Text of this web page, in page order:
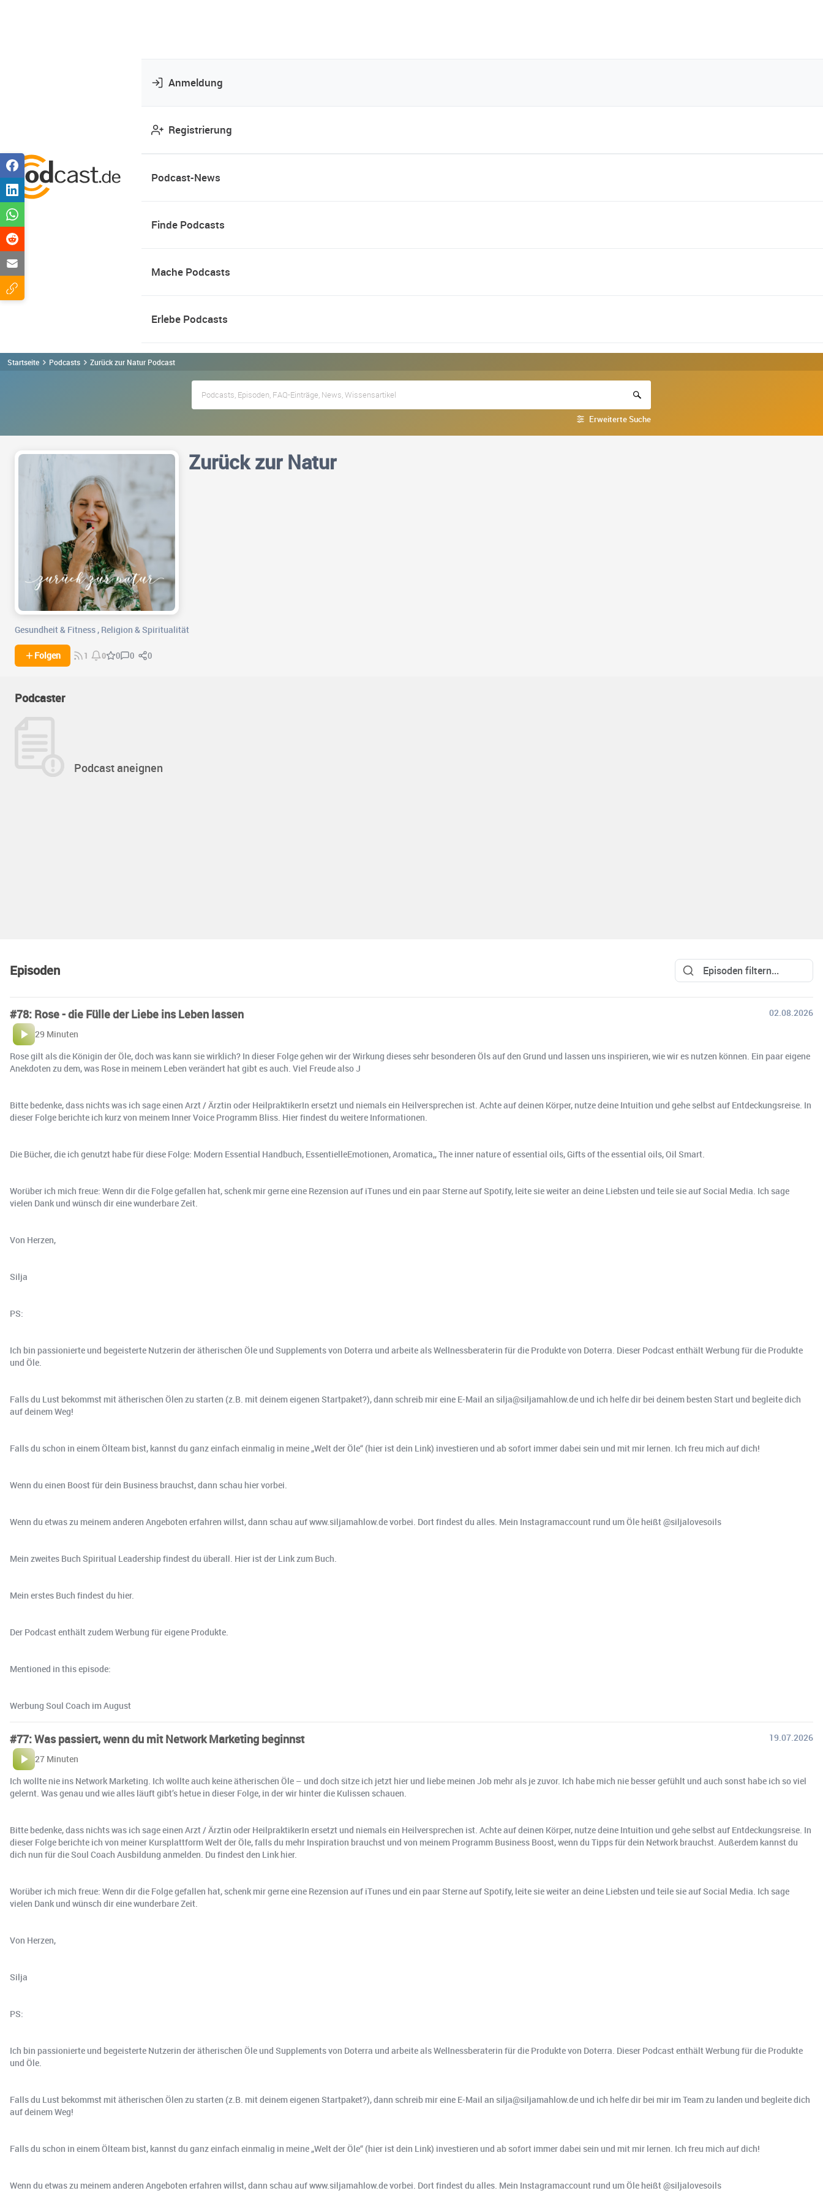
Anmeldung
Registrierung
Podcast-News
Finde Podcasts
Mache Podcasts
Erlebe Podcasts
Startseite Podcasts Zurück zur Natur Podcast
Erweiterte Suche
Zurück zur Natur
Gesundheit & Fitness , Religion & Spiritualität
Folgen 1 0 0 0 0
Podcaster
Podcast aneignen
Episoden
#78: Rose - die Fülle der Liebe ins Leben lassen
02.08.2026
29 Minuten
Rose gilt als die Königin der Öle, doch was kann sie wirklich? In dieser Folge gehen wir der Wirkung dieses sehr besonderen Öls auf den Grund und lassen uns inspirieren, wie wir es nutzen können. Ein paar eigene
Anekdoten zu dem, was Rose in meinem Leben verändert hat gibt es auch. Viel Freude also J
Bitte bedenke, dass nichts was ich sage einen Arzt / Ärztin oder HeilpraktikerIn ersetzt und niemals ein Heilversprechen ist. Achte auf deinen Körper, nutze deine Intuition und gehe selbst auf Entdeckungsreise. In
dieser Folge berichte ich kurz von meinem Inner Voice Programm Bliss. Hier findest du weitere Informationen.
Die Bücher, die ich genutzt habe für diese Folge: Modern Essential Handbuch, EssentielleEmotionen, Aromatica,, The inner nature of essential oils, Gifts of the essential oils, Oil Smart.
Worüber ich mich freue: Wenn dir die Folge gefallen hat, schenk mir gerne eine Rezension auf iTunes und ein paar Sterne auf Spotify, leite sie weiter an deine Liebsten und teile sie auf Social Media. Ich sage
vielen Dank und wünsch dir eine wunderbare Zeit.
Von Herzen,
Silja
PS:
Ich bin passionierte und begeisterte Nutzerin der ätherischen Öle und Supplements von Doterra und arbeite als Wellnessberaterin für die Produkte von Doterra. Dieser Podcast enthält Werbung für die Produkte
und Öle.
Falls du Lust bekommst mit ätherischen Ölen zu starten (z.B. mit deinem eigenen Startpaket?), dann schreib mir eine E-Mail an silja@siljamahlow.de und ich helfe dir bei deinem besten Start und begleite dich
auf deinem Weg!
Falls du schon in einem Ölteam bist, kannst du ganz einfach einmalig in meine „Welt der Öle“ (hier ist dein Link) investieren und ab sofort immer dabei sein und mit mir lernen. Ich freu mich auf dich!
Wenn du einen Boost für dein Business brauchst, dann schau hier vorbei.
Wenn du etwas zu meinem anderen Angeboten erfahren willst, dann schau auf www.siljamahlow.de vorbei. Dort findest du alles. Mein Instagramaccount rund um Öle heißt @siljalovesoils
Mein zweites Buch Spiritual Leadership findest du überall. Hier ist der Link zum Buch.
Mein erstes Buch findest du hier.
Der Podcast enthält zudem Werbung für eigene Produkte.
Mentioned in this episode:
Werbung Soul Coach im August
#77: Was passiert, wenn du mit Network Marketing beginnst
19.07.2026
27 Minuten
Ich wollte nie ins Network Marketing. Ich wollte auch keine ätherischen Öle – und doch sitze ich jetzt hier und liebe meinen Job mehr als je zuvor. Ich habe mich nie besser gefühlt und auch sonst habe ich so viel
gelernt. Was genau und wie alles läuft gibt’s hetue in dieser Folge, in der wir hinter die Kulissen schauen.
Bitte bedenke, dass nichts was ich sage einen Arzt / Ärztin oder HeilpraktikerIn ersetzt und niemals ein Heilversprechen ist. Achte auf deinen Körper, nutze deine Intuition und gehe selbst auf Entdeckungsreise. In
dieser Folge berichte ich von meiner Kursplattform Welt der Öle, falls du mehr Inspiration brauchst und von meinem Programm Business Boost, wenn du Tipps für dein Network brauchst. Außerdem kannst du
dich nun für die Soul Coach Ausbildung anmelden. Du findest den Link hier.
Worüber ich mich freue: Wenn dir die Folge gefallen hat, schenk mir gerne eine Rezension auf iTunes und ein paar Sterne auf Spotify, leite sie weiter an deine Liebsten und teile sie auf Social Media. Ich sage
vielen Dank und wünsch dir eine wunderbare Zeit.
Von Herzen,
Silja
PS:
Ich bin passionierte und begeisterte Nutzerin der ätherischen Öle und Supplements von Doterra und arbeite als Wellnessberaterin für die Produkte von Doterra. Dieser Podcast enthält Werbung für die Produkte
und Öle.
Falls du Lust bekommst mit ätherischen Ölen zu starten (z.B. mit deinem eigenen Startpaket?), dann schreib mir eine E-Mail an silja@siljamahlow.de und ich helfe dir bei mir im Team zu landen und begleite dich
auf deinem Weg!
Falls du schon in einem Ölteam bist, kannst du ganz einfach einmalig in meine „Welt der Öle“ (hier ist dein Link) investieren und ab sofort immer dabei sein und mit mir lernen. Ich freu mich auf dich!
Wenn du etwas zu meinem anderen Angeboten erfahren willst, dann schau auf www.siljamahlow.de vorbei. Dort findest du alles. Mein Instagramaccount rund um Öle heißt @siljalovesoils